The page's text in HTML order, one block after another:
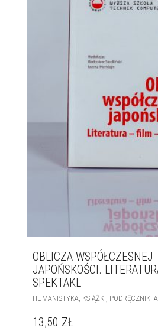
OBLICZA WSPÓŁCZESNEJ
JAPOŃSKOŚCI.
SPEKTAKL
HUMANISTYKA KSIĄŻKI PODRĘCZNIKI
13,50 ZŁ